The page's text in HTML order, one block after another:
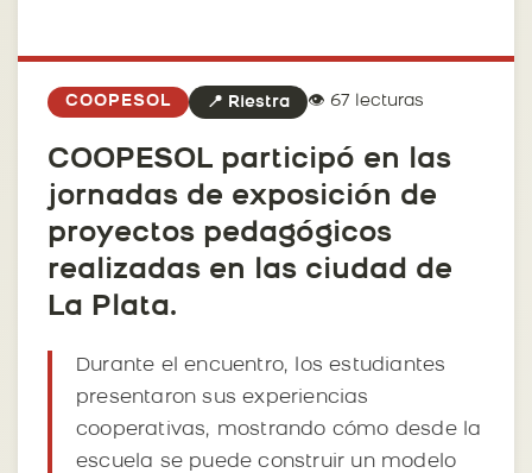
COOPESOL 📍 Riestra 👁️ 67 lecturas
COOPESOL participó en las
jornadas de exposición de
proyectos pedagógicos
realizadas en las ciudad de
La Plata.
Durante el encuentro, los estudiantes
presentaron sus experiencias
cooperativas, mostrando cómo desde la
escuela se puede construir un modelo